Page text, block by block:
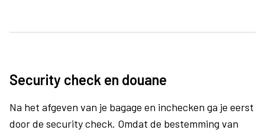
Security check en douane
Na het afgeven van je bagage en inchecken ga je eerst
door de security check. Omdat de bestemming van